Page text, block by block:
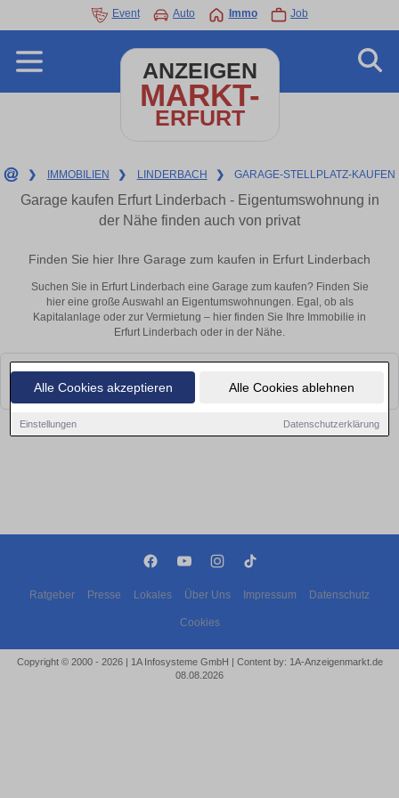
Alle Cookies akzeptieren Alle Cookies ablehnen
Einstellungen Datenschutzerklärung
Event Auto Immo Job
ANZEIGEN
MARKT-
ERFURT
❯ IMMOBILIEN ❯ LINDERBACH ❯ GARAGE-STELLPLATZ-KAUFEN
Garage kaufen Erfurt Linderbach - Eigentumswohnung in
der Nähe finden auch von privat
Finden Sie hier Ihre Garage zum kaufen in Erfurt Linderbach
Suchen Sie in Erfurt Linderbach eine Garage zum kaufen? Finden Sie
hier eine große Auswahl an Eigentumswohnungen. Egal, ob als
Kapitalanlage oder zur Vermietung – hier finden Sie Ihre Immobilie in
Erfurt Linderbach oder in der Nähe.
Leider konnten wir derzeit keine passenden Objekte finden. Schauen Sie
bald wieder vorbei!
Ratgeber Presse Lokales Über Uns Impressum Datenschutz
Cookies
Copyright © 2000 - 2026 | 1A Infosysteme GmbH | Content by: 1A-Anzeigenmarkt.de
08.08.2026